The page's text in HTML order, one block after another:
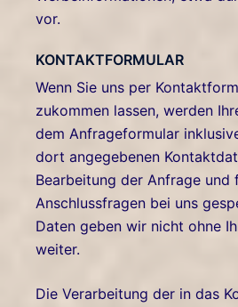
vor.
KONTAKTFORMULAR
Wenn Sie uns per
zukommen lassen, werden
dem Anfrageformular
dort angegebenen
Bearbeitung der Anfrage und
Anschlussfragen bei uns
Daten geben wir nicht ohne
weiter.
Die Verarbeitung der in das